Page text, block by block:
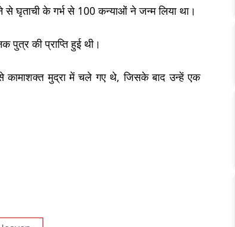
घृताची के गर्भ से 100 कन्याओं ने जन्म लिया था।
पुत्र की प्राप्ति हुई थी।
कामाशक्त मुद्रा में चले गए थे, जिसके बाद उन्हें एक